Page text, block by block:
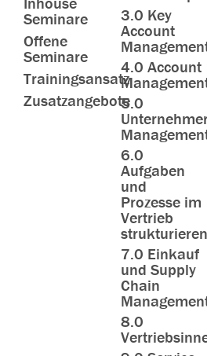
Seminare
Offene
Seminare
Trainingsansatz
Zusatzangebote
3.0 Key
Account
4.0 Account
5.0
6.0
Aufgaben
und
Prozesse im
Vertrieb
strukturieren
7.0 Einkauf
und Supply
Chain
8.0